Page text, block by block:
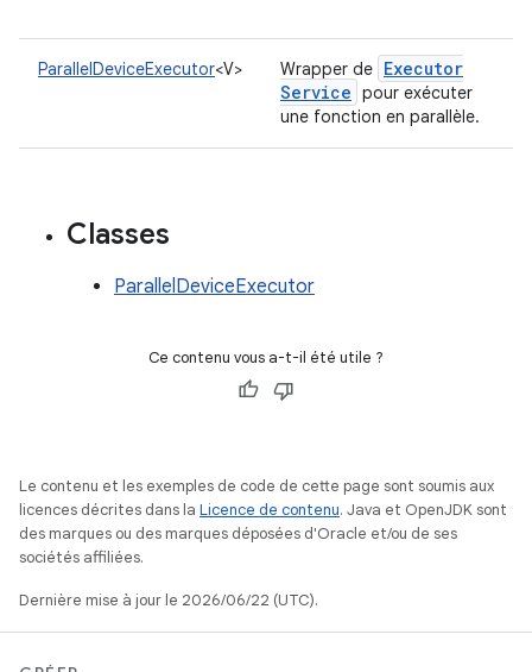
ParallelDeviceExecutor<V> Wrapper de Executor
Service pour exécuter
une fonction en parallèle.
Classes
ParallelDeviceExecutor
Ce contenu vous a-t-il été utile ?
Le contenu et les exemples de code de cette page sont soumis aux
licences décrites dans la Licence de contenu. Java et OpenJDK sont
des marques ou des marques déposées d'Oracle et/ou de ses
sociétés affiliées.
Dernière mise à jour le 2026/06/22 (UTC).